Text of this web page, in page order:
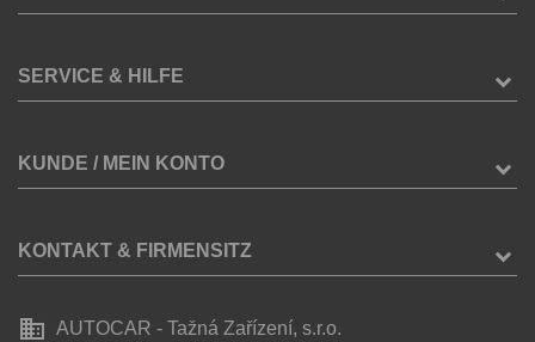
SERVICE & HILFE
KUNDE / MEIN KONTO
KONTAKT & FIRMENSITZ
business AUTOCAR - Tažná Zařízení, s.r.o.